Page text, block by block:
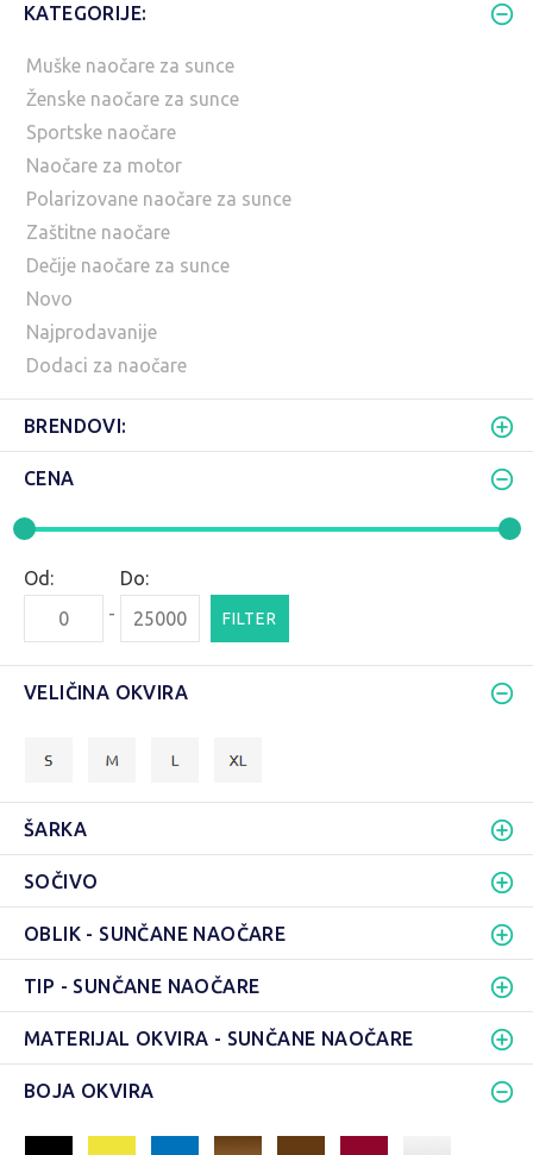
KATEGORIJE:
Muške naočare za sunce
Ženske naočare za sunce
Sportske naočare
Naočare za motor
Polarizovane naočare za sunce
Zaštitne naočare
Dečije naočare za sunce
Novo
Najprodavanije
Dodaci za naočare
BRENDOVI:
CENA
Od:
-
Do:
FILTER
VELIČINA OKVIRA
ŠARKA
SOČIVO
OBLIK - SUNČANE NAOČARE
TIP - SUNČANE NAOČARE
MATERIJAL OKVIRA - SUNČANE NAOČARE
BOJA OKVIRA